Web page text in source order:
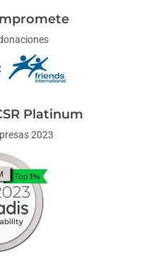
Platinum
2023